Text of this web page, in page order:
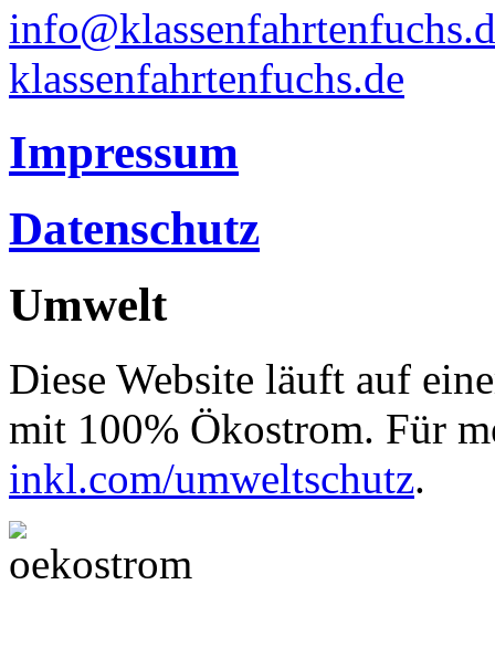
klassenfahrtenfuchs.de
Impressum
Datenschutz
Umwelt
Diese Website läuft auf
mit 100% Ökostrom. Für
inkl.com/umweltschutz.